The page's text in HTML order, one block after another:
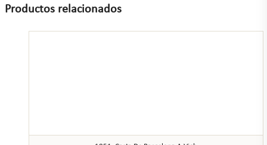
Productos relacionados